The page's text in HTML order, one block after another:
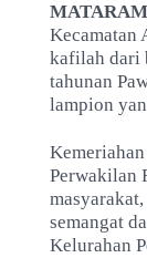
MATARAM
Kecamatan
kafilah dari
tahunan
lampion
Perwakilan
semangat
Kelurahan